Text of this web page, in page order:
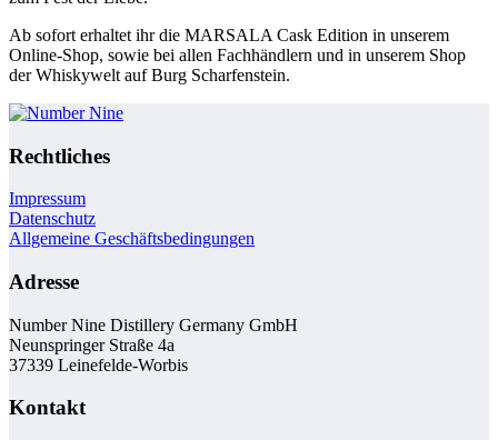
Ab sofort erhaltet ihr die MARSALA Cask Edition in unserem
Online-Shop, sowie bei allen Fachhändlern und in unserem Shop
der Whiskywelt auf Burg Scharfenstein.
Rechtliches
Impressum
Datenschutz
Allgemeine Geschäftsbedingungen
Adresse
Number Nine Distillery Germany GmbH
Neunspringer Straße 4a
37339 Leinefelde-Worbis
Kontakt